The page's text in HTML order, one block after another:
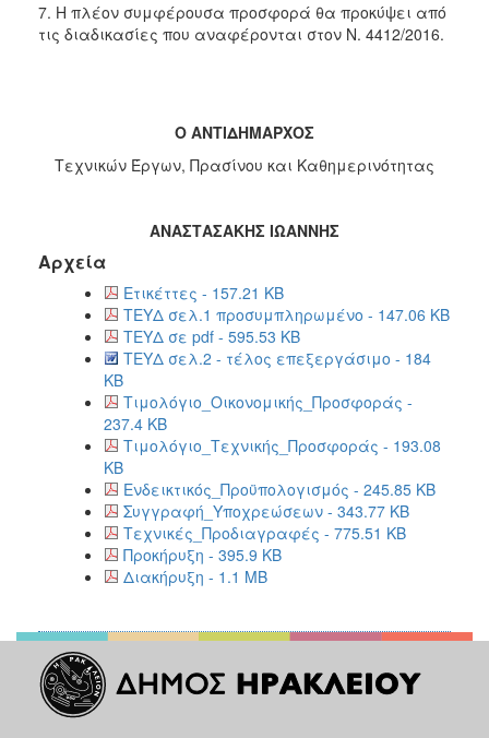
7. Η πλέον συμφέρουσα προσφορά θα προκύψει από
τις διαδικασίες που αναφέρονται στον Ν. 4412/2016.
Ο ΑΝΤΙΔΗΜΑΡΧΟΣ
Τεχνικών Έργων, Πρασίνου και Καθημερινότητας
ΑΝΑΣΤΑΣΑΚΗΣ ΙΩΑΝΝΗΣ
Αρχεία
Ετικέττες - 157.21 KB
ΤΕΥΔ σελ.1 προσυμπληρωμένο - 147.06 KB
ΤΕΥΔ σε pdf - 595.53 KB
ΤΕΥΔ σελ.2 - τέλος επεξεργάσιμο - 184
KB
Τιμολόγιο_Οικονομικής_Προσφοράς -
237.4 KB
Τιμολόγιο_Τεχνικής_Προσφοράς - 193.08
KB
Ενδεικτικός_Προϋπολογισμός - 245.85 KB
Συγγραφή_Υποχρεώσεων - 343.77 KB
Τεχνικές_Προδιαγραφές - 775.51 KB
Προκήρυξη - 395.9 KB
Διακήρυξη - 1.1 MB